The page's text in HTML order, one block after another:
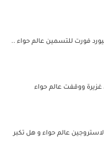
فورت للتسمين عالم حواء ..
غزيرة ووقفت عالم حواء
عالم حواء و هل تكبر